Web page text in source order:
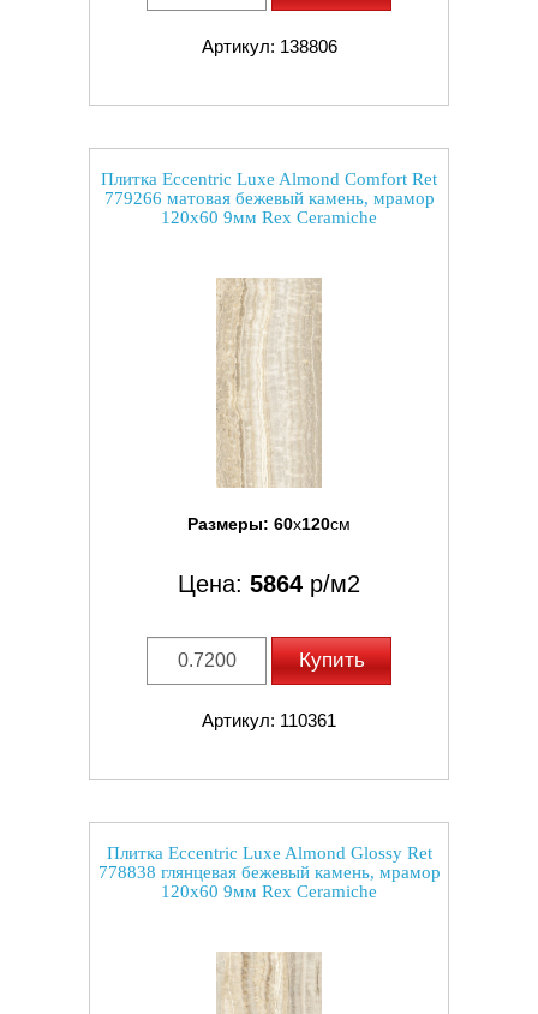
Артикул: 138806
Плитка Eccentric Luxe Almond Comfort Ret
779266 матовая бежевый камень, мрамор
120x60 9мм Rex Ceramiche
Размеры: 60x120см
Цена: 5864 р/м2
Купить
Артикул: 110361
Плитка Eccentric Luxe Almond Glossy Ret
778838 глянцевая бежевый камень, мрамор
120x60 9мм Rex Ceramiche